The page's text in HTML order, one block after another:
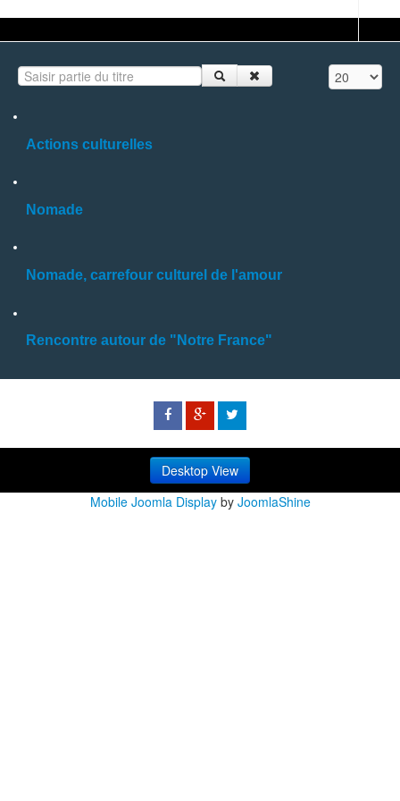
Saisir partie du titre Affichage #
Actions culturelles
Nomade
Nomade, carrefour culturel de l'amour
Rencontre autour de "Notre France"
Desktop View
Mobile Joomla Displayby JoomlaShine